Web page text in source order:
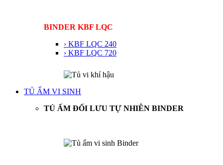
BINDER KBF LQC
› KBF LQC 240
› KBF LQC 720
TỦ ẤM VI SINH
TỦ ẤM ĐỐI LƯU TỰ NHIÊN BINDER